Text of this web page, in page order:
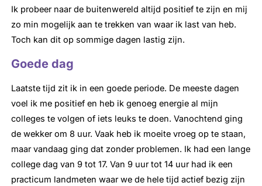
Ik probeer naar de buitenwereld altijd positief te zijn en mij
zo min mogelijk aan te trekken van waar ik last van heb.
Toch kan dit op sommige dagen lastig zijn.
Goede dag
Laatste tijd zit ik in een goede periode. De meeste dagen
voel ik me positief en heb ik genoeg energie al mijn
colleges te volgen of iets leuks te doen. Vanochtend ging
de wekker om 8 uur. Vaak heb ik moeite vroeg op te staan,
maar vandaag ging dat zonder problemen. Ik had een lange
college dag van 9 tot 17. Van 9 uur tot 14 uur had ik een
practicum landmeten waar we de hele tijd actief bezig zijn